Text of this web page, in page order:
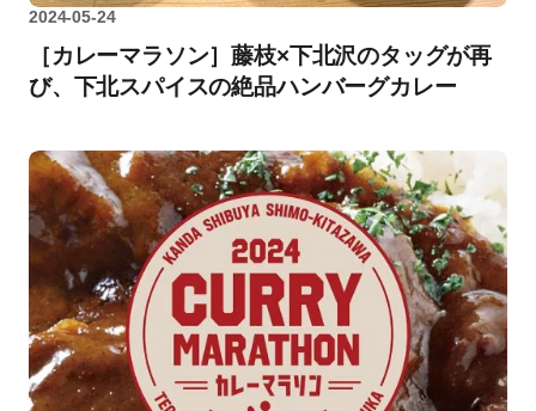
2024-05-24
［カレーマラソン］藤枝×下北沢のタッグが再
び、下北スパイスの絶品ハンバーグカレー